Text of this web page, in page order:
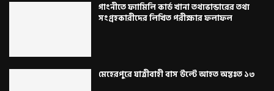
গাংনীতে ফ্যামিলি কার্ড খানা তথ্যভান্ডারের তথ্য
সংগ্রহকারীদের লিখিত পরীক্ষার ফলাফল
মেহেরপুরে যাত্রীবাহী বাস উল্টে আহত অন্তঃত ১৩